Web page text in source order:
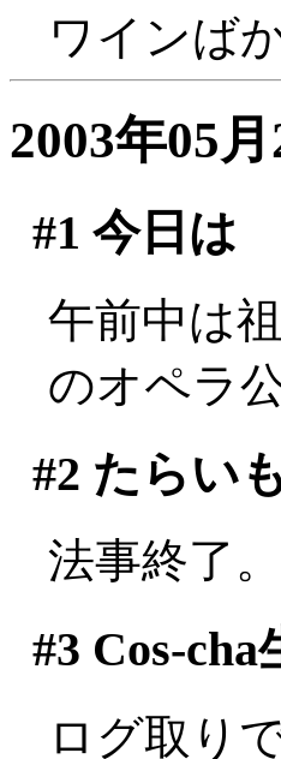
ワインば
2003年05
#1 今日は
午前中は
のオペラ
#2 たらい
法事終了
#3 Cos-cha
ログ取り